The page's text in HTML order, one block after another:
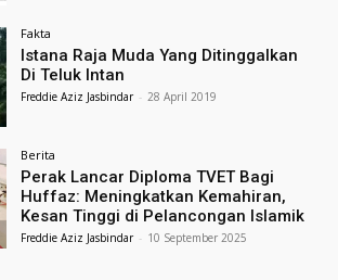
Fakta
Istana Raja Muda Yang Ditinggalkan
Di Teluk Intan
Freddie Aziz Jasbindar - 28 April 2019
Berita
Perak Lancar Diploma TVET Bagi
Huffaz: Meningkatkan Kemahiran,
Kesan Tinggi di Pelancongan Islamik
Freddie Aziz Jasbindar - 10 September 2025